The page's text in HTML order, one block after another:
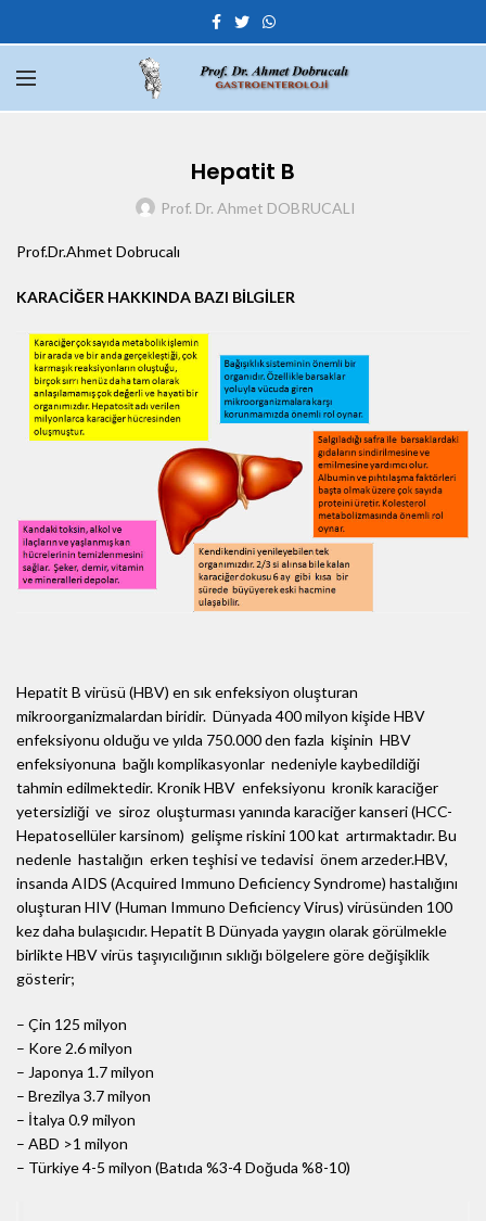
Hepatit B
Prof. Dr. Ahmet DOBRUCALI
Prof.Dr.Ahmet Dobrucalı
KARACİĞER HAKKINDA BAZI BİLGİLER
Hepatit B virüsü (HBV) en sık enfeksiyon oluşturan
mikroorganizmalardan biridir. Dünyada 400 milyon kişide HBV
enfeksiyonu olduğu ve yılda 750.000 den fazla kişinin HBV
enfeksiyonuna bağlı komplikasyonlar nedeniyle kaybedildiği
tahmin edilmektedir. Kronik HBV enfeksiyonu kronik karaciğer
yetersizliği ve siroz oluşturması yanında karaciğer kanseri (HCC-
Hepatosellüler karsinom) gelişme riskini 100 kat artırmaktadır. Bu
nedenle hastalığın erken teşhisi ve tedavisi önem arzeder.HBV,
insanda AIDS (Acquired Immuno Deficiency Syndrome) hastalığını
oluşturan HIV (Human Immuno Deficiency Virus) virüsünden 100
kez daha bulaşıcıdır. Hepatit B Dünyada yaygın olarak görülmekle
birlikte HBV virüs taşıyıcılığının sıklığı bölgelere göre değişiklik
gösterir;
– Çin 125 milyon
– Kore 2.6 milyon
– Japonya 1.7 milyon
– Brezilya 3.7 milyon
– İtalya 0.9 milyon
– ABD >1 milyon
– Türkiye 4-5 milyon (Batıda %3-4 Doğuda %8-10)